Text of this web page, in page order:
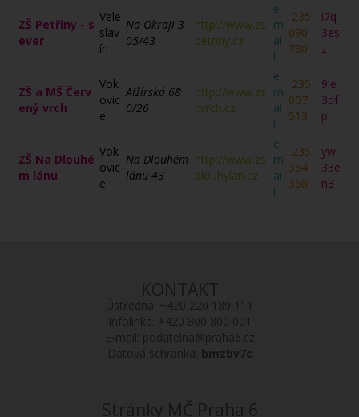
ZŠ Petřiny - s
ever
Vele
slav
ín
Na Okraji 3
05/43
http://www.zs
petriny.cz
e
m
ai
l
235
090
730
i7q
3es
z
ZŠ a MŠ Červ
ený vrch
Vok
ovic
e
Alžírská 68
0/26
http://www.zs
cvrch.cz
e
m
ai
l
235
007
513
9ie
3df
p
ZŠ Na Dlouhé
m lánu
Vok
ovic
e
Na Dlouhém
lánu 43
http://www.zs
dlouhylan.cz
e
m
ai
l
235
354
368
yw
33e
n3
KONTAKT
Ústředna: +420 220 189 111
Infolinka: +420 800 800 001
E-mail: podatelna@praha6.cz
Datová schránka: bmzbv7c
Stránky MČ Praha 6